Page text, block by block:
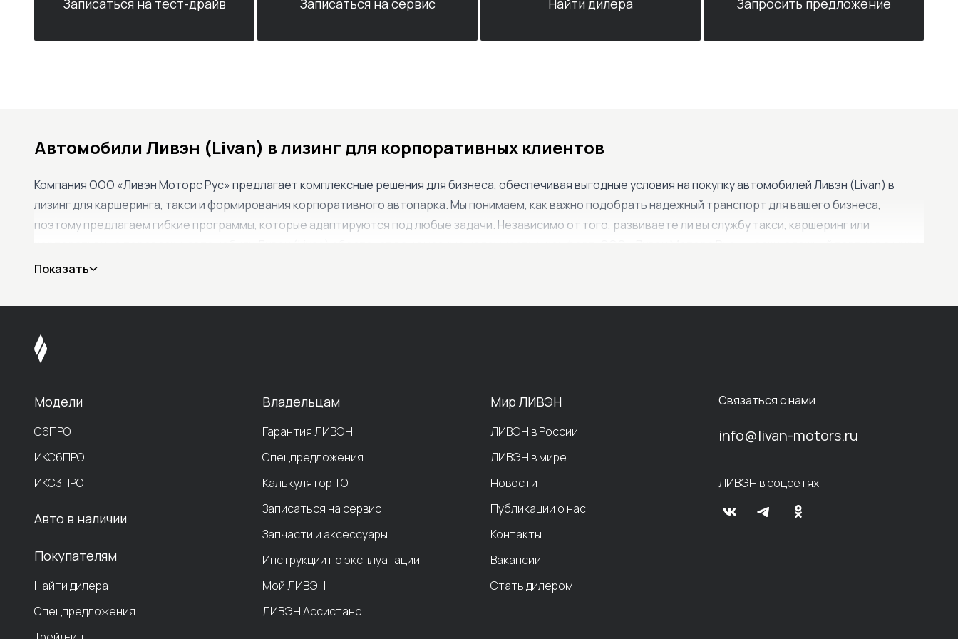
Записаться на тест-драйв Записаться на сервис Найти дилера Запросить предложение
Автомобили Ливэн (Livan) в лизинг для корпоративных клиентов
Компания ООО «Ливэн Моторс Рус» предлагает комплексные решения для бизнеса, обеспечивая выгодные условия на покупку автомобилей Ливэн (Livan) в
лизинг для каршеринга, такси и формирования корпоративного автопарка. Мы понимаем, как важно подобрать надежный транспорт для вашего бизнеса,
поэтому предлагаем гибкие программы, которые адаптируются под любые задачи. Независимо от того, развиваете ли вы службу такси, каршеринг или
автомобильных решений для бизнеса.
Показать
Модели
С6ПРО
ИКС6ПРО
ИКС3ПРО
Авто в наличии
Покупателям
Найти дилера
Спецпредложения
Владельцам
Гарантия ЛИВЭН
Спецпредложения
Калькулятор ТО
Записаться на сервис
Запчасти и аксессуары
Инструкции по эксплуатации
Мой ЛИВЭН
ЛИВЭН Ассистанс
Мир ЛИВЭН
ЛИВЭН в России
ЛИВЭН в мире
Новости
Публикации о нас
Контакты
Вакансии
Стать дилером
Связаться с нами
info@livan-motors.ru
ЛИВЭН в соцсетях